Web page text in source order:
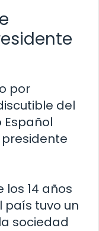
por
del
Español
presidente
los 14 años
país tuvo un
sociedad